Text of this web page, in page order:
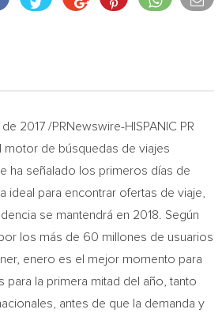
de 2017 /PRNewswire-HISPANIC PR
motor de búsquedas de viajes
ha señalado los primeros días de
ideal para encontrar ofertas de viaje,
se mantendrá en 2018. Según
los más de 60 millones de usuarios
enero es el mejor momento para
para la primera mitad del año, tanto
antes de que la demanda y